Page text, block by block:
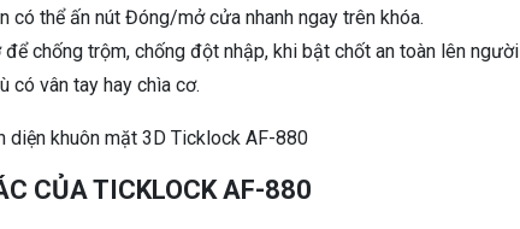
thể ấn nút Đóng/mở cửa nhanh ngay trên khóa.
chống trộm, chống đột nhập, khi bật chốt an toàn lên người
có vân tay hay chìa cơ.
CỦA TICKLOCK AF-880